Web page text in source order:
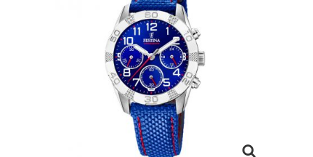
LES GEORGETTES
SWAROVSKI
BONNES AFFAIRES
CARTES CADEAUX
IDÉE CADEAUX
QUI SOMMES NOUS